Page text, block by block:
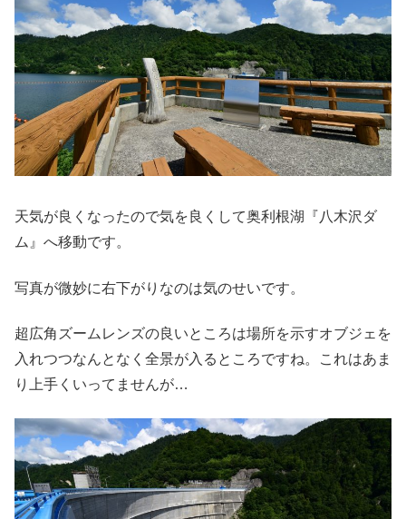
天気が良くなったので気を良くして奥利根湖『八木沢ダ
ム』へ移動です。
写真が微妙に右下がりなのは気のせいです。
超広角ズームレンズの良いところは場所を示すオブジェを
入れつつなんとなく全景が入るところですね。これはあま
り上手くいってませんが…